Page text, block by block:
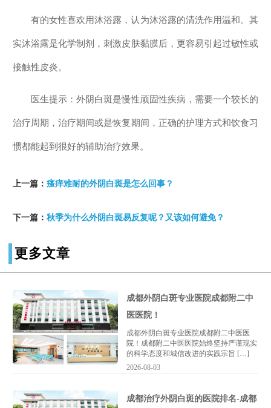
有的女性喜欢用沐浴露，认为沐浴露的清洗作用温和。其
实沐浴露是化学制剂，刺激皮肤黏膜后，更容易引起过敏性或
接触性皮炎。
医生提示：外阴白斑是慢性顽固性疾病，需要一个较长的
治疗周期，治疗期间或是恢复期间，正确的护理方式和饮食习
惯都能起到很好的辅助治疗效果。
上一篇： 瘙痒难耐的外阴白斑是怎么回事？
下一篇： 秋季为什么外阴白斑易反复呢？又该如何避免？
更多文章
成都外阴白斑专业医院成都附二中
医医院！
成都外阴白斑专业医院成都附二中医医
院！成都附二中医医院始终坚持严谨现实
的科学态度和城信改进的实践宗旨 […]
2026-08-03
成都治疗外阴白斑的医院排名-成都